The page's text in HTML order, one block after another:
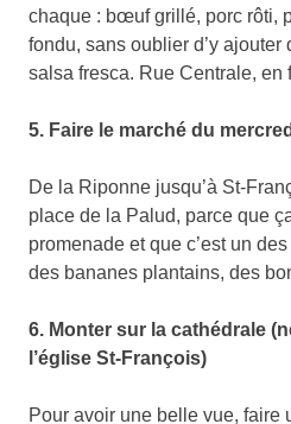
chaque : bœuf grillé, porc rôti,
fondu, sans oublier d’y
salsa fresca. Rue Centrale, en
5. Faire le marché du
De la Riponne jusqu’à St-
place de la Palud, parce que
promenade et que c’est un
des bananes plantains, des
6. Monter sur la cathédrale
l’église St-François)
Pour avoir une belle vue, faire